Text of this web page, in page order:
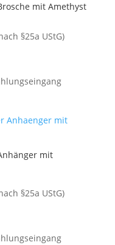
mit Amethyst
§25a UStG)
mit
§25a UStG)